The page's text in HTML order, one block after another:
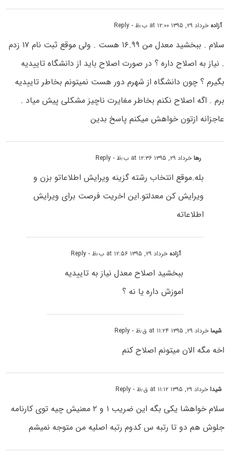
آزاده خرداد ۲۹, ۱۳۹۵ at ۱۲:۰۰ ب٫ظ - Reply
سلام . ببخشید معدل من ۱۶.۹۹ هست . ولی موقع ثبت نام ۱۷ زدم
. نیاز به اصلاح داره ؟ در صورت اصلاح باید از دانشگاه تاییدیه
بگیرم ؟ چون دانشگاه از شهرم دور هست نمیتونم بخاطر تاییدیه
برم . اگه اصلاح نکنم بخاطر مغایرت ناچیز مشکلی پیش میاد .
عاجزانه ازتون خواهش میکنم پاسخ بدین
رهاخرداد ۲۹, ۱۳۹۵ at ۱۲:۳۶ ب٫ظ - Reply
بله.موقع انتخاب رشته گزینه ویرایش اطلاعاتو بزن و
ویرایش کن معدلتو.این اخریت فرصت برای ویرایش
اطلاعاته
آزاده خرداد ۲۹, ۱۳۹۵ at ۱۲:۵۶ ب٫ظ - Reply
ببخشید اصلاح معدل نیاز به تاییدیه
اموزش داره یا نه ؟
شیماخرداد ۲۹, ۱۳۹۵ at ۱۱:۲۴ ق٫ظ - Reply
اخه مگه الان میتونم اصلاح کنم
شیداخرداد ۲۹, ۱۳۹۵ at ۱۱:۱۲ ق٫ظ - Reply
سلام خواهشا یکی بگه این ضریب ۱ و ۲ معنیش چیه توی کارنامه
جلوش هم دو تا رتبه س کدوم رتبه اصلیه من متوجه نمیشم